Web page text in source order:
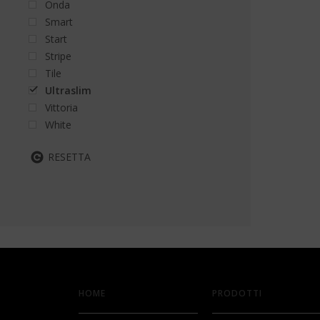
Onda
Smart
Start
Stripe
Tile
Ultraslim
Vittoria
White
RESETTA
HOME PRODOTTI